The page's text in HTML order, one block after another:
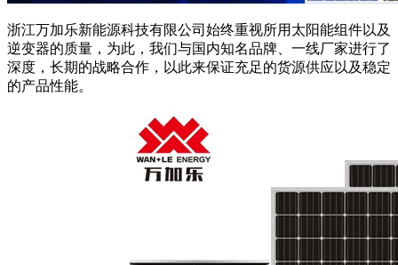
浙江万加乐新能源科技有限公司始终重视所用太阳能组件以及
逆变器的质量，为此，我们与国内知名品牌、一线厂家进行了
深度，长期的战略合作，以此来保证充足的货源供应以及稳定
的产品性能。